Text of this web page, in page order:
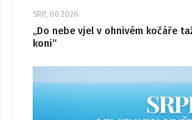
SRP, 06 2026
„Do nebe vjel v ohnivém kočáře
koni“